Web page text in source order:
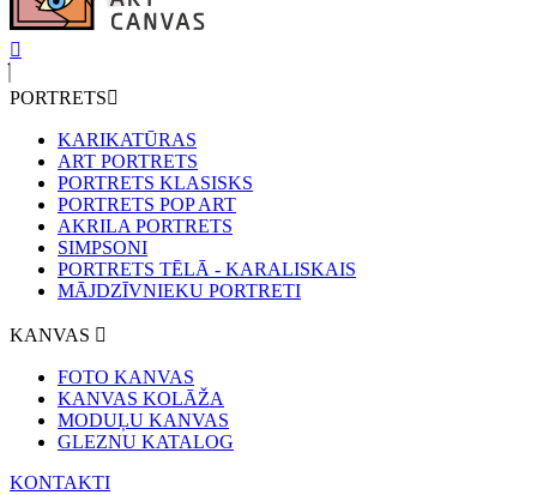
PORTRETS
KARIKATŪRAS
ART PORTRETS
PORTRETS KLASISKS
PORTRETS POP ART
AKRILA PORTRETS
SIMPSONI
PORTRETS TĒLĀ - KARALISKAIS
MĀJDZĪVNIEKU PORTRETI
KANVAS
FOTO KANVAS
KANVAS KOLĀŽA
MODUĻU KANVAS
GLEZNU KATALOG
KONTAKTI